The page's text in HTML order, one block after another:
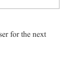
for the next